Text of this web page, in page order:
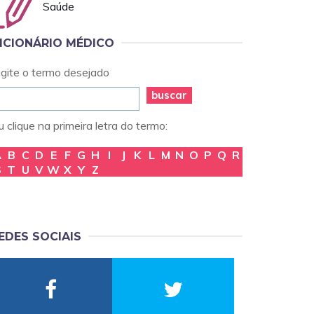
Saúde
MÉDICO
o termo desejado
buscar
clique na primeira letra do termo:
B C D E F G H I J K L M N O P Q R
T U V W X Y Z
SOCIAIS